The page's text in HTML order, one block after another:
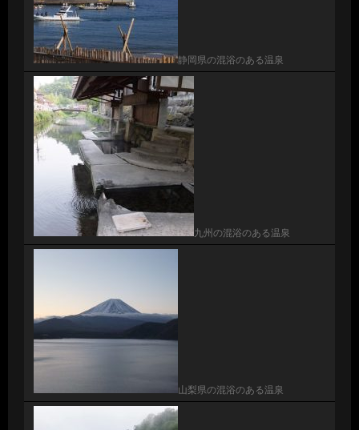
静岡県の混浴のある温泉
九州の混浴のある温泉
山梨県の混浴のある温泉